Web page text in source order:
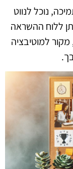
נוכל לנווט
תן ללוח ההשראה
למוטיבציה